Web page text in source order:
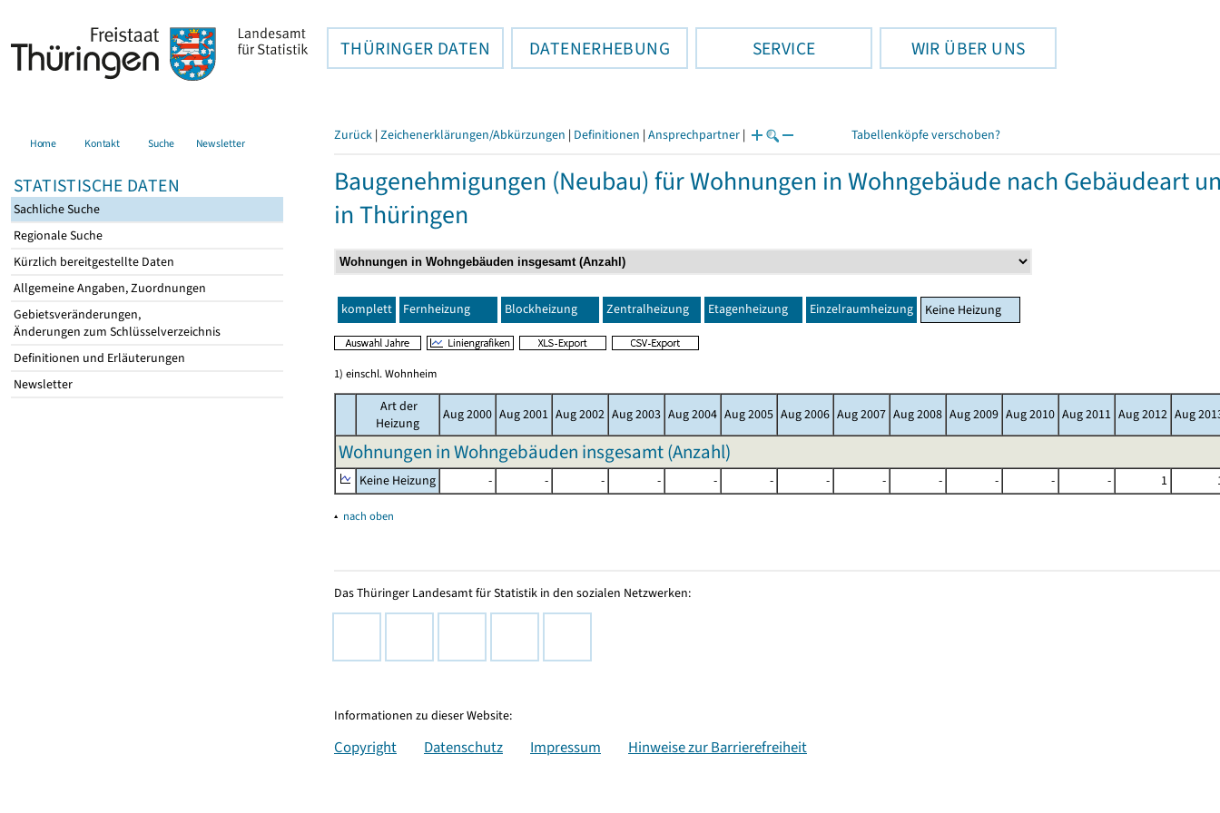
THÜRINGER DATEN DATENERHEBUNG SERVICE WIR ÜBER UNS
Home Kontakt Suche Newsletter
STATISTISCHE DATEN
Sachliche Suche
Regionale Suche
Kürzlich bereitgestellte Daten
Allgemeine Angaben, Zuordnungen
Gebietsveränderungen,
Änderungen zum Schlüsselverzeichnis
Definitionen und Erläuterungen
Newsletter
Zurück | Zeichenerklärungen/Abkürzungen | Definitionen | Ansprechpartner | Tabellenköpfe verschoben?
Baugenehmigungen (Neubau) für Wohnungen in Wohngebäude nach Gebäudeart
in Thüringen
komplett Fernheizung Blockheizung Zentralheizung Etagenheizung Einzelraumheizung Keine Heizung
1) einschl. Wohnheim
Art der
Heizung
Aug 2000 Aug 2001 Aug 2002 Aug 2003 Aug 2004 Aug 2005 Aug 2006 Aug 2007 Aug 2008 Aug 2009 Aug 2010 Aug 2011 Aug 2012 Aug
Wohnungen in Wohngebäuden insgesamt (Anzahl)
Keine Heizung - - - - - - - - - - - - 1
▴ nach oben
Das Thüringer Landesamt für Statistik in den sozialen Netzwerken:
Informationen zu dieser Website:
Copyright Datenschutz Impressum Hinweise zur Barrierefreiheit